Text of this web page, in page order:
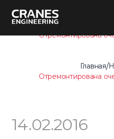
Отремонтирована
Главная/
Отремонтирована
14.02.2016